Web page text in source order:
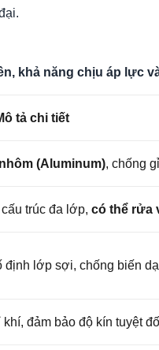
khả năng chịu áp lực
tả chi tiết
nhôm (Aluminum), chống
cấu trúc đa lớp, có thể rửa
lớp sợi, chống biến
đảm bảo độ kín tuyệt